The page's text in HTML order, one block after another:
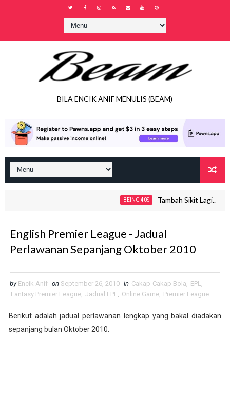
BILA ENCIK ANIF MENULIS (BEAM)
BEING 40S Tambah Sikit Lagi..
English Premier League - Jadual
Perlawanan Sepanjang Oktober 2010
by Encik Anif on September 26, 2010 in Cakap-Cakap Bola, EPL,
Fantasy Premier League, Jadual EPL, Online Game, Premier League
Berikut adalah jadual perlawanan lengkap yang bakal diadakan
sepanjang bulan Oktober 2010.